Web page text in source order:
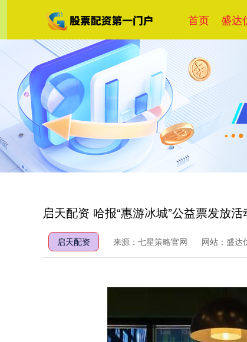
首页 盛达
启天配资 哈报“惠游冰城”公益票发放活
启天配资 来源：七星策略官网 网站：盛达